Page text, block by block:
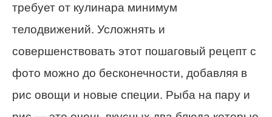
требует от кулинара минимум
телодвижений. Усложнять и
совершенствовать этот пошаговый рецепт с
фото можно до бесконечности, добавляя в
рис овощи и новые специи. Рыба на пару и